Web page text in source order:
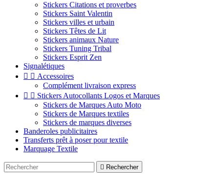
Stickers Citations et proverbes
Stickers Saint Valentin
Stickers villes et urbain
Stickers Têtes de Lit
Stickers animaux Nature
Stickers Tuning Tribal
Stickers Esprit Zen
Signalétiques
  Accessoires
Complément livraison express
  Stickers Autocollants Logos et Marques
Stickers de Marques Auto Moto
Stickers de Marques textiles
Stickers de marques diverses
Banderoles publicitaires
Transferts prêt à poser pour textile
Marquage Textile
 Rechercher